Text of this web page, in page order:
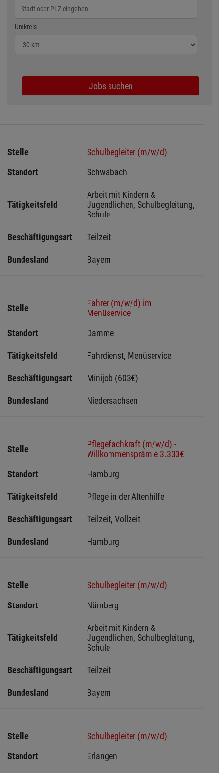
Umkreis
Wählen Sie den Umkreis für die Jobsuche
Jobs suchen
Stelle
Schulbegleiter (m/w/d)
Standort
Schwabach
Tätigkeitsfeld
Arbeit mit Kindern &
Jugendlichen, Schulbegleitung,
Schule
Beschäftigungsart Teilzeit
Bundesland Bayern
Stelle
Fahrer (m/w/d) im
Menüservice
Standort
Damme
Tätigkeitsfeld Fahrdienst, Menüservice
Beschäftigungsart Minijob (603€)
Bundesland Niedersachsen
Stelle
Pflegefachkraft (m/w/d) -
Willkommensprämie 3.333€
Standort
Hamburg
Tätigkeitsfeld Pflege in der Altenhilfe
Beschäftigungsart Teilzeit, Vollzeit
Bundesland Hamburg
Stelle
Schulbegleiter (m/w/d)
Standort
Nürnberg
Tätigkeitsfeld
Arbeit mit Kindern &
Jugendlichen, Schulbegleitung,
Schule
Beschäftigungsart Teilzeit
Bundesland Bayern
Stelle
Schulbegleiter (m/w/d)
Standort
Erlangen